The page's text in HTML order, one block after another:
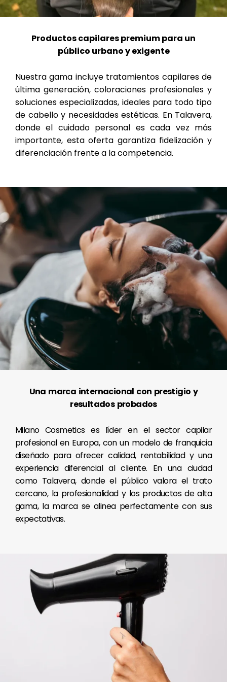
Productos capilares premium para un
público urbano y exigente
Nuestra gama incluye tratamientos capilares de
última generación, coloraciones profesionales y
soluciones especializadas, ideales para todo tipo
de cabello y necesidades estéticas. En Talavera,
donde el cuidado personal es cada vez más
importante, esta oferta garantiza fidelización y
diferenciación frente a la competencia.
Una marca internacional con prestigio y
resultados probados
Milano Cosmetics es líder en el sector capilar
profesional en Europa, con un modelo de franquicia
diseñado para ofrecer calidad, rentabilidad y una
experiencia diferencial al cliente. En una ciudad
como Talavera, donde el público valora el trato
cercano, la profesionalidad y los productos de alta
gama, la marca se alinea perfectamente con sus
expectativas.